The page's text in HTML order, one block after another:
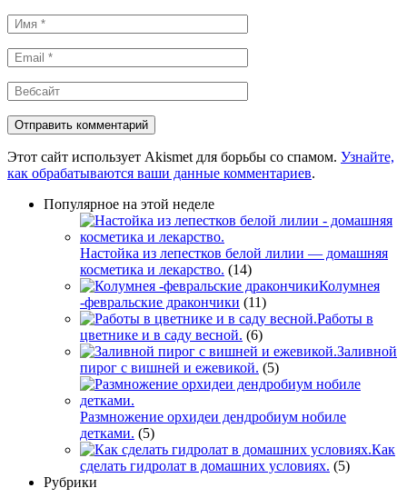
Имя
*
Email
*
Вебсайт
Этот сайт использует Akismet для борьбы со спамом. Узнайте,
как обрабатываются ваши данные комментариев.
Популярное на этой неделе
Настойка из лепестков белой лилии — домашняя
косметика и лекарство. (14)
Колумнея
-февральские дракончики (11)
Работы в
цветнике и в саду весной. (6)
Заливной
пирог с вишней и ежевикой. (5)
Размножение орхидеи дендробиум нобиле
детками. (5)
Как
сделать гидролат в домашних условиях. (5)
Рубрики